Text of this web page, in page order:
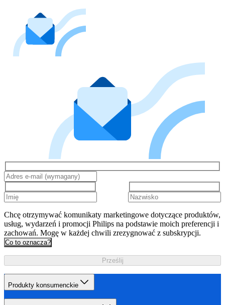
Chcę otrzymywać komunikaty marketingowe dotyczące produktów,
usług, wydarzeń i promocji Philips na podstawie moich preferencji i
zachowań. Mogę w każdej chwili zrezygnować z subskrypcji.
Co to oznacza?
Prześlij
Produkty konsumenckie